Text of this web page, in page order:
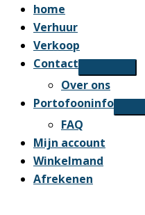
home
Verhuur
Verkoop
Contact
Over ons
Portofooninfo
FAQ
Mijn account
Winkelmand
Afrekenen